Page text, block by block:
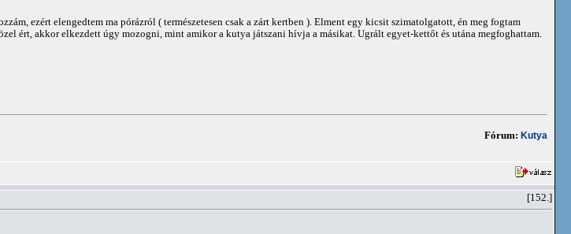
ezért elengedtem ma pórázról ( természetesen csak a zárt kertben ). Elment egy kicsit szimatolgatott, én meg fogtam
ért, akkor elkezdett úgy mozogni, mint amikor a kutya játszani hívja a másikat. Ugrált egyet-kettőt és utána megfoghattam.
Fórum: Kutya
[152.]